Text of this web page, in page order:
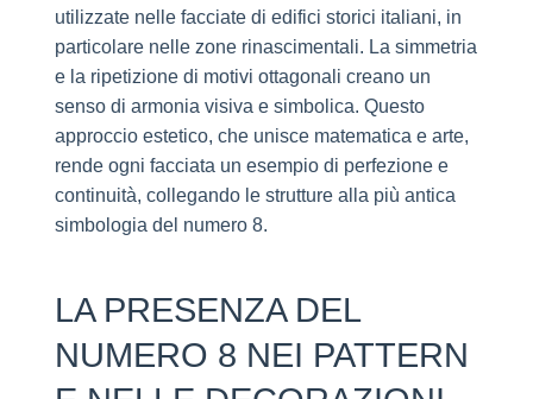
utilizzate nelle facciate di edifici storici italiani, in
particolare nelle zone rinascimentali. La simmetria
e la ripetizione di motivi ottagonali creano un
senso di armonia visiva e simbolica. Questo
approccio estetico, che unisce matematica e arte,
rende ogni facciata un esempio di perfezione e
continuità, collegando le strutture alla più antica
simbologia del numero 8.
LA PRESENZA DEL
NUMERO 8 NEI PATTERN